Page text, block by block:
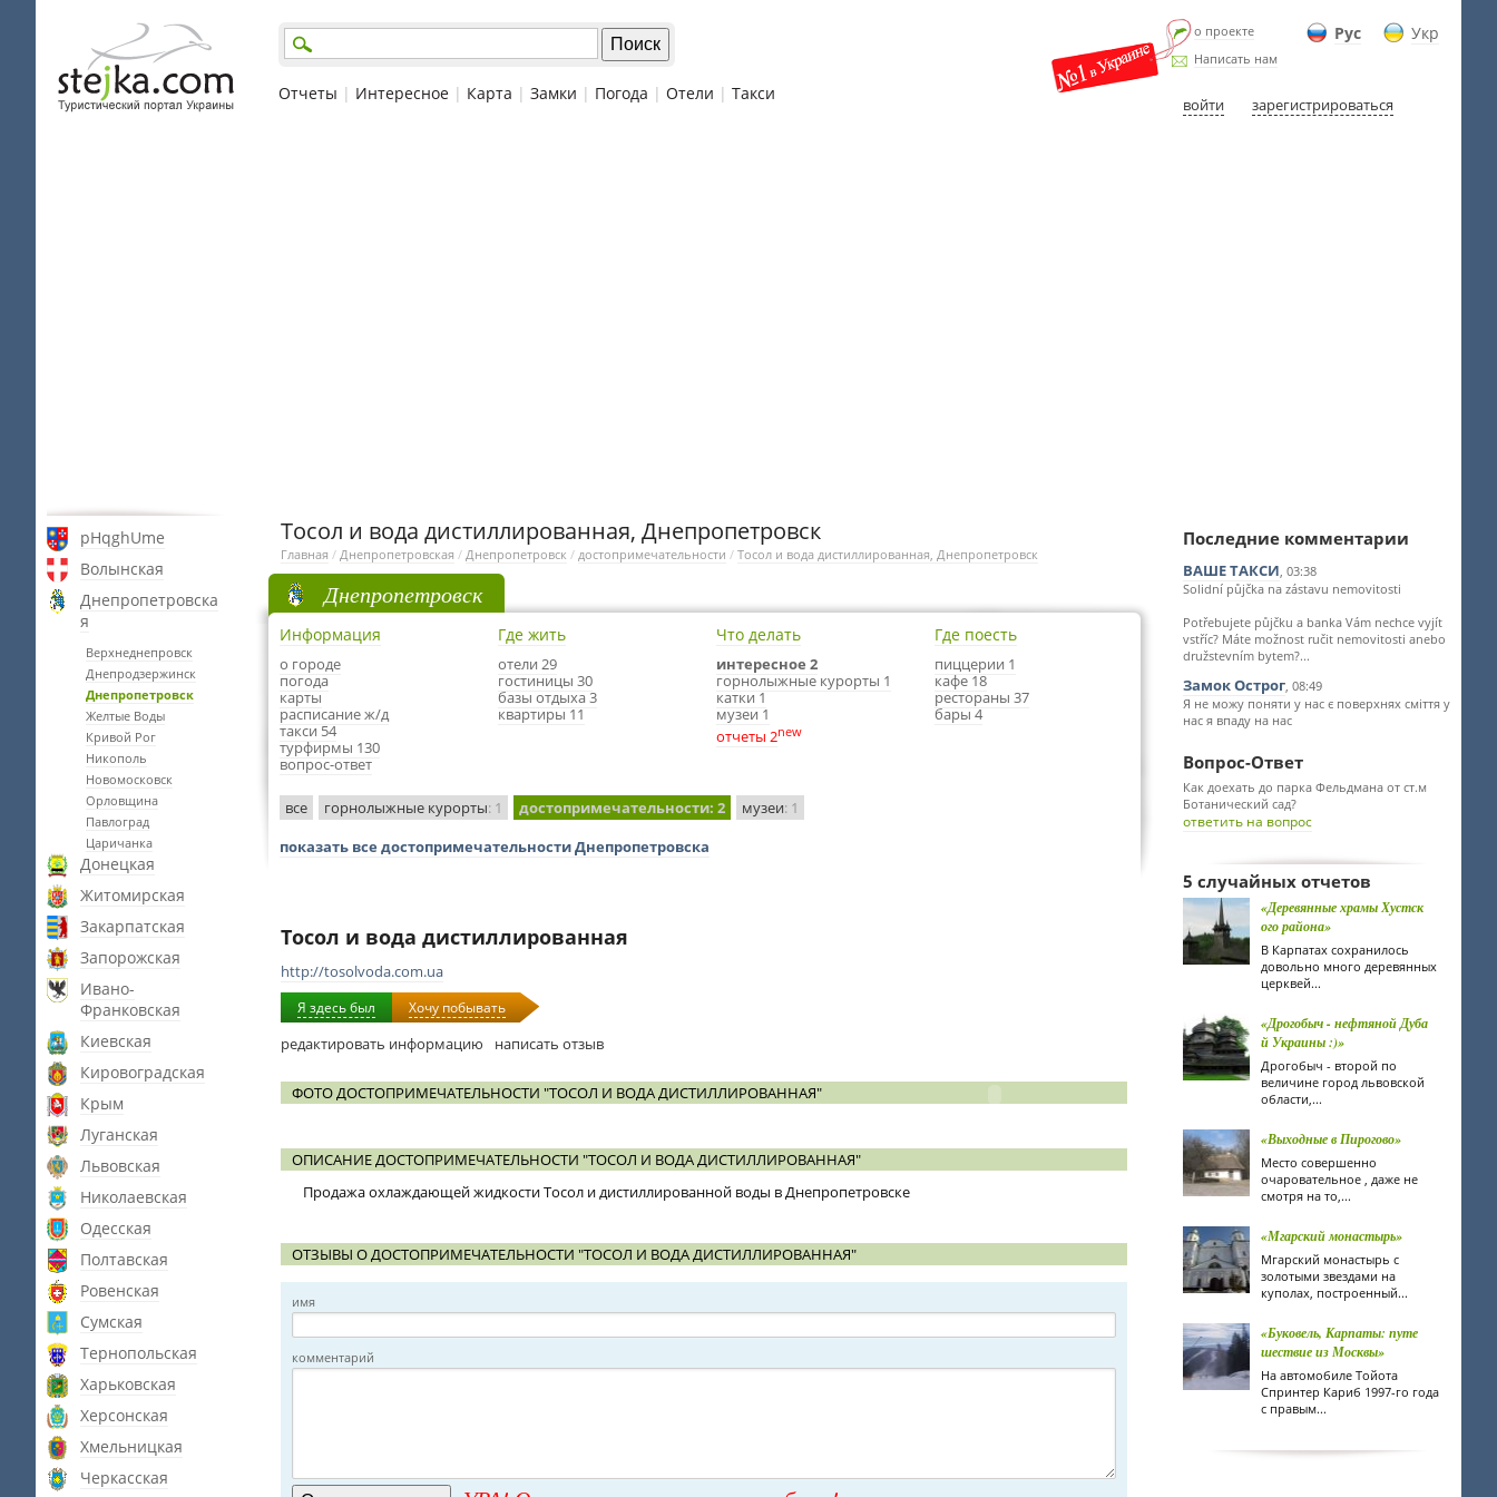
Рус Укр
о проекте
Написать нам
войти зарегистрироваться
Отчеты | Интересное | Карта | Замки | Погода | Отели | Такси
pHqghUme
Волынская
Днепропетровска
я
Верхнеднепровск
Днепродзержинск
Днепропетровск
Желтые Воды
Кривой Рог
Никополь
Новомосковск
Орловщина
Павлоград
Царичанка
Донецкая
Житомирская
Закарпатская
Запорожская
Ивано-
Франковская
Киевская
Кировоградская
Крым
Луганская
Львовская
Николаевская
Одесская
Полтавская
Ровенская
Сумская
Тернопольская
Харьковская
Херсонская
Хмельницкая
Черкасская
Тосол и вода дистиллированная, Днепропетровск
Главная / Днепропетровская / Днепропетровск / достопримечательности / Тосол и вода дистиллированная, Днепропетровск
Днепропетровск
Информация
о городе
погода
карты
расписание ж/д
такси 54
турфирмы 130
вопрос-ответ
Где жить
отели 29
гостиницы 30
базы отдыха 3
квартиры 11
Что делать
интересное 2
горнолыжные курорты 1
катки 1
музеи 1
отчеты 2new
Где поесть
пиццерии 1
кафе 18
рестораны 37
бары 4
все горнолыжные курорты: 1 достопримечательности: 2 музеи: 1
показать все достопримечательности Днепропетровска
Тосол и вода дистиллированная
http://tosolvoda.com.ua
Я здесь был Хочу побывать
редактировать информацию написать отзыв
ФОТО ДОСТОПРИМЕЧАТЕЛЬНОСТИ "ТОСОЛ И ВОДА ДИСТИЛЛИРОВАННАЯ"
ОПИСАНИЕ ДОСТОПРИМЕЧАТЕЛЬНОСТИ "ТОСОЛ И ВОДА ДИСТИЛЛИРОВАННАЯ"
Продажа охлаждающей жидкости Тосол и дистиллированной воды в Днепропетровске
ОТЗЫВЫ О ДОСТОПРИМЕЧАТЕЛЬНОСТИ "ТОСОЛ И ВОДА ДИСТИЛЛИРОВАННАЯ"
имя
комментарий
Последние комментарии
ВАШЕ ТАКСИ, 03:38
Solidní půjčka na zástavu nemovitosti
Potřebujete půjčku a banka Vám nechce vyjít
vstříc? Máte možnost ručit nemovitosti anebo
družstevním bytem?...
Замок Острог, 08:49
Я не можу поняти у нас є поверхнях сміття у
нас я впаду на нас
Вопрос-Ответ
Как доехать до парка Фельдмана от ст.м
Ботанический сад?
ответить на вопрос
5 случайных отчетов
«Деревянные храмы Хустск
ого района»
В Карпатах сохранилось
довольно много деревянных
церквей...
«Дрогобыч - нефтяной Дуба
й Украины :)»
Дрогобыч - второй по
величине город львовской
области,...
«Выходные в Пирогово»
Место совершенно
очаровательное , даже не
смотря на то,...
«Мгарский монастырь»
Мгарский монастырь с
золотыми звездами на
куполах, построенный...
«Буковель, Карпаты: путе
шествие из Москвы»
На автомобиле Тойота
Спринтер Кариб 1997-го года
с правым...